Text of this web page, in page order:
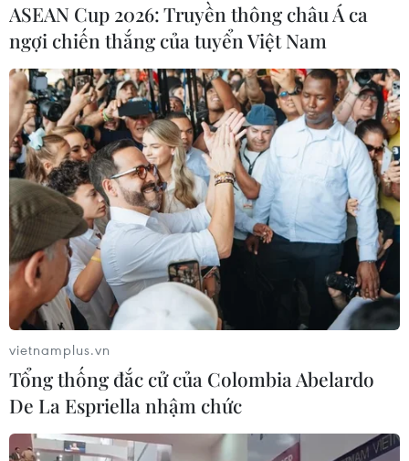
Chiều 15/9, giá dầu châu Á đi lên sau số
liệu về dự trữ dầu thô tại Mỹ
15/09/2021 10:12
Vào lúc 13 giờ 59 phút giờ Việt Nam, giá dầu Brent tăng
54 xu (0,7%) lên 74,14 USD/thùng, trong khi giá dầu
chuẩn Tây Texas (WTI) của Mỹ tăng 53 xu (0,8%) lên
70,99 USD/thùng.
ASEAN Cup 2026: Truyền thông châu Á ca
ngợi chiến thắng của tuyển Việt Nam
vietnamplus.vn
Tổng thống đắc cử của Colombia Abelardo
De La Espriella nhậm chức